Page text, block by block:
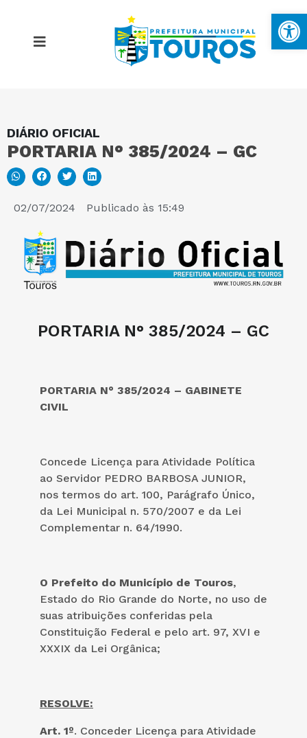
DIÁRIO OFICIAL
PORTARIA N° 385/2024 – GC
02/07/2024 Publicado às 15:49
PORTARIA N° 385/2024 – GC
PORTARIA N° 385/2024 – GABINETE
CIVIL
Concede Licença para Atividade Política
ao Servidor PEDRO BARBOSA JUNIOR,
nos termos do art. 100, Parágrafo Único,
da Lei Municipal n. 570/2007 e da Lei
Complementar n. 64/1990.
O Prefeito do Município de Touros,
Estado do Rio Grande do Norte, no uso de
suas atribuições conferidas pela
Constituição Federal e pelo art. 97, XVI e
XXXIX da Lei Orgânica;
RESOLVE:
Art. 1º. Conceder Licença para Atividade
MAPA DO SITE
PORTAL DA TRANSPARÊNCIA
E-SIC
PERGUNTAS FREQUENTES